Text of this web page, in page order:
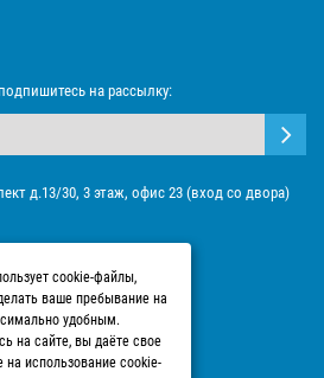
на рассылку:
д.13/30, 3 этаж, офис 23 (вход со двора)
cookie-файлы,
ваше пребывание на
удобным.
на сайте, вы даёте свое
на использование cookie-